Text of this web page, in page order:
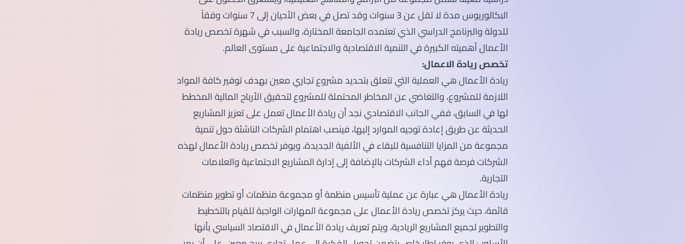
البكالوريوس مدة لا تقل عن 3 سنوات وقد تصل في بعض الأحيان إلى 7 سنوات وفقاً
للدولة والبرنامج الدراسي الذي تعتمده الجامعة المختارة، والسبب في شهرة تخصص ريادة
الأعمال أهميته الكبيرة في التنمية الاقتصادية والاجتماعية على مستوى العالم.
تخصص ريادة الاعمال:
ريادة الأعمال هي العملية التي تتعلق بتحديد مشروع تجاري معين بهدف توفير كافة المواد
اللازمة للمشروع، والتغاضي عن المخاطر المحتملة للمشروع لتحقيق الأرباح المالية المخطط
لها في السابق، ففي الجانب الاقتصادي نجد أن ريادة الأعمال تعمل على تعزيز المشاريع
الحديثة عن طريق إعادة توجيه الموارد إليها، فينصب اهتمام الشركات الناشئة حول تنمية
مجموعة من المزايا التنافسية للبقاء في الألفية الجديدة، ويوفر تخصص ريادة الأعمال لهذه
الشركات فرصة فهم أداء الشركات بالإضافة إلى إدارة المشاريع الاجتماعية والعلامات
التجارية.
ريادة الأعمال هي عبارة عن عملية تأسيس منظمة أو مجموعة منظمات أو تطوير منظمات
قائمة، حيث يركز تخصص ريادة الأعمال على مجموعة المهارات الواجبة للقيام بالتخطيط
والتطوير لجميع المشاريع الريادية، ويتم تعريف ريادة الأعمال في الاقتصاد السياسي بأنها